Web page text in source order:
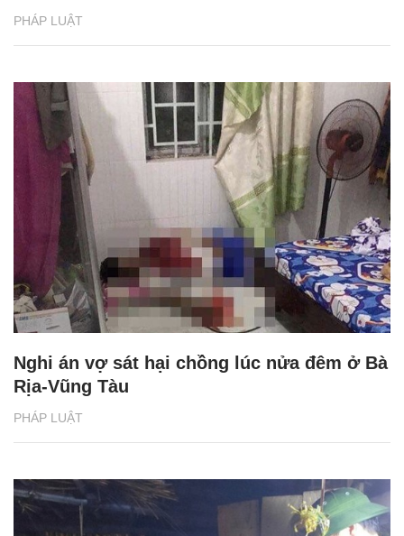
PHÁP LUẬT
PHÁP LUẬT
Nghi án vợ sát hại chồng lúc nửa đêm ở Bà
Rịa-Vũng Tàu